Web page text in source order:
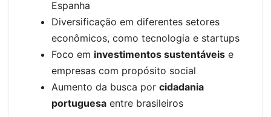
Espanha
Diversificação em diferentes setores
econômicos, como tecnologia e startups
Foco em investimentos sustentáveis e
empresas com propósito social
Aumento da busca por cidadania
portuguesa entre brasileiros